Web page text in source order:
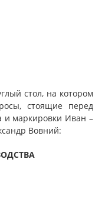
стол, на котором
стоящие перед
и маркировки Иван –
Вовний: